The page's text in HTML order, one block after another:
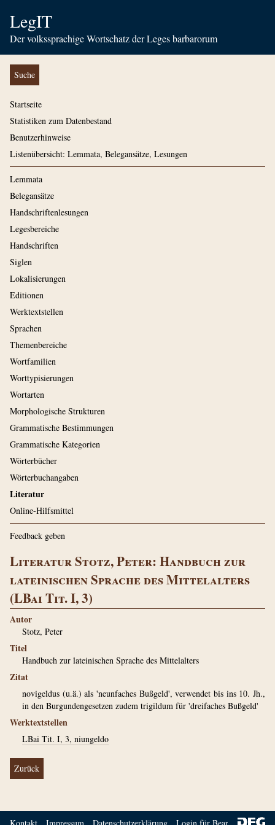
LegIT
Der volkssprachige Wortschatz der Leges barbarorum
Suche
Startseite
Statistiken zum Datenbestand
Benutzerhinweise
Listenübersicht: Lemmata, Belegansätze, Lesungen
Lemmata
Belegansätze
Handschriftenlesungen
Legesbereiche
Handschriften
Siglen
Lokalisierungen
Editionen
Werktextstellen
Sprachen
Themenbereiche
Wortfamilien
Worttypisierungen
Wortarten
Morphologische Strukturen
Grammatische Bestimmungen
Grammatische Kategorien
Wörterbücher
Wörterbuchangaben
Literatur
Online-Hilfsmittel
Feedback geben
Literatur Stotz, Peter: Handbuch zur
lateinischen Sprache des Mittelalters
(LBai Tit. I, 3)
Autor
Stotz, Peter
Titel
Handbuch zur lateinischen Sprache des Mittelalters
Zitat
novigeldus (u.ä.) als 'neunfaches Bußgeld', verwendet bis ins 10. Jh.,
in den Burgundengesetzen zudem trigildum für 'dreifaches Bußgeld'
Werktextstellen
LBai Tit. I, 3, niungeldo
Zurück